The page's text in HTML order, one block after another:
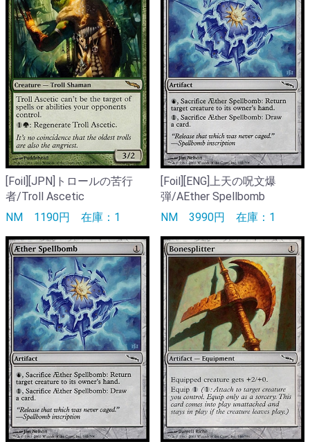
[Foil][JPN]トロールの苦行
者/Troll Ascetic
NM 1190円 在庫：1
[Foil][ENG]上天の呪文爆
弾/AEther Spellbomb
NM 3990円 在庫：1